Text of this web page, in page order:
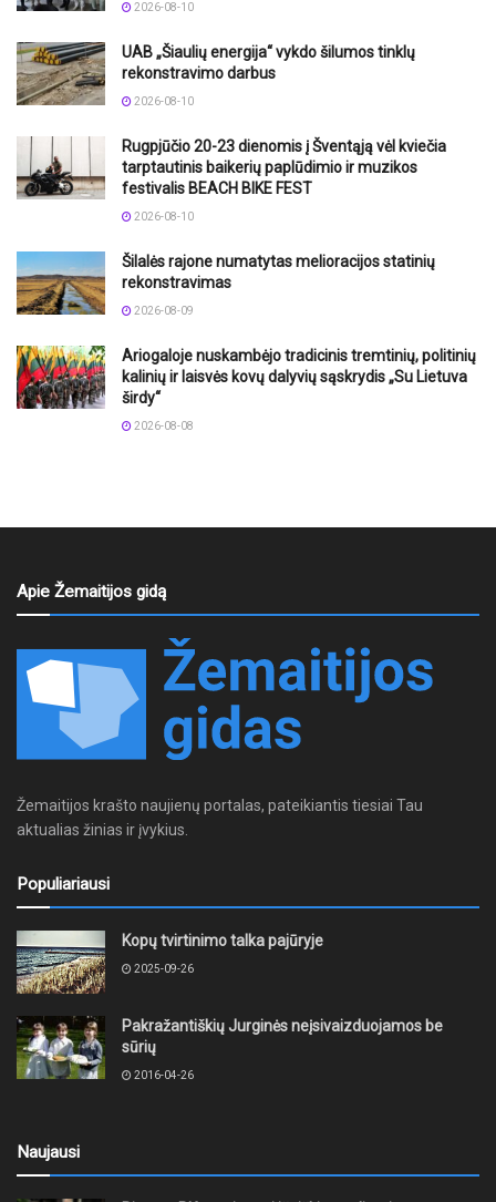
2026-08-10
UAB „Šiaulių energija“ vykdo šilumos tinklų
rekonstravimo darbus
2026-08-10
Rugpjūčio 20-23 dienomis į Šventąją vėl kviečia
tarptautinis baikerių paplūdimio ir muzikos
festivalis BEACH BIKE FEST
2026-08-10
Šilalės rajone numatytas melioracijos statinių
rekonstravimas
2026-08-09
Ariogaloje nuskambėjo tradicinis tremtinių, politinių
kalinių ir laisvės kovų dalyvių sąskrydis „Su Lietuva
širdy“
2026-08-08
Apie Žemaitijos gidą
Žemaitijos krašto naujienų portalas, pateikiantis tiesiai Tau
aktualias žinias ir įvykius.
Populiariausi
Kopų tvirtinimo talka pajūryje
2025-09-26
Pakražantiškių Jurginės neįsivaizduojamos be
sūrių
2016-04-26
Naujausi